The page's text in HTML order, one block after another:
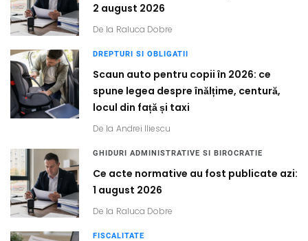
2 august 2026
De la Raluca Dobre
DREPTURI SI OBLIGATII
Scaun auto pentru copii în 2026: ce
spune legea despre înălțime, centură,
locul din față și taxi
De la Andrei Iliescu
GHIDURI ADMINISTRATIVE SI BIROCRATIE
Ce acte normative au fost publicate azi:
1 august 2026
De la Raluca Dobre
FISCALITATE